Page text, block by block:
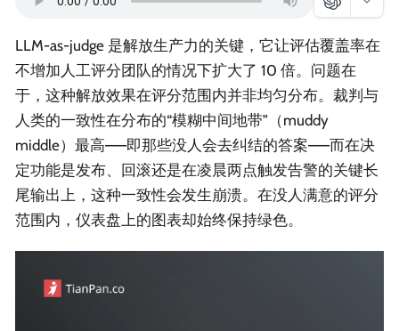
LLM-as-judge 是解放生产力的关键，它让评估覆盖率在
不增加人工评分团队的情况下扩大了 10 倍。问题在
于，这种解放效果在评分范围内并非均匀分布。裁判与
人类的一致性在分布的“模糊中间地带”（muddy
middle）最高——即那些没人会去纠结的答案——而在决
定功能是发布、回滚还是在凌晨两点触发告警的关键长
尾输出上，这种一致性会发生崩溃。在没人满意的评分
范围内，仪表盘上的图表却始终保持绿色。